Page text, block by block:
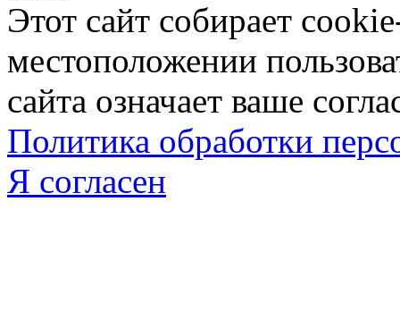
Этот сайт собирает
местоположении
сайта означает ваше
Политика обработки
Я согласен